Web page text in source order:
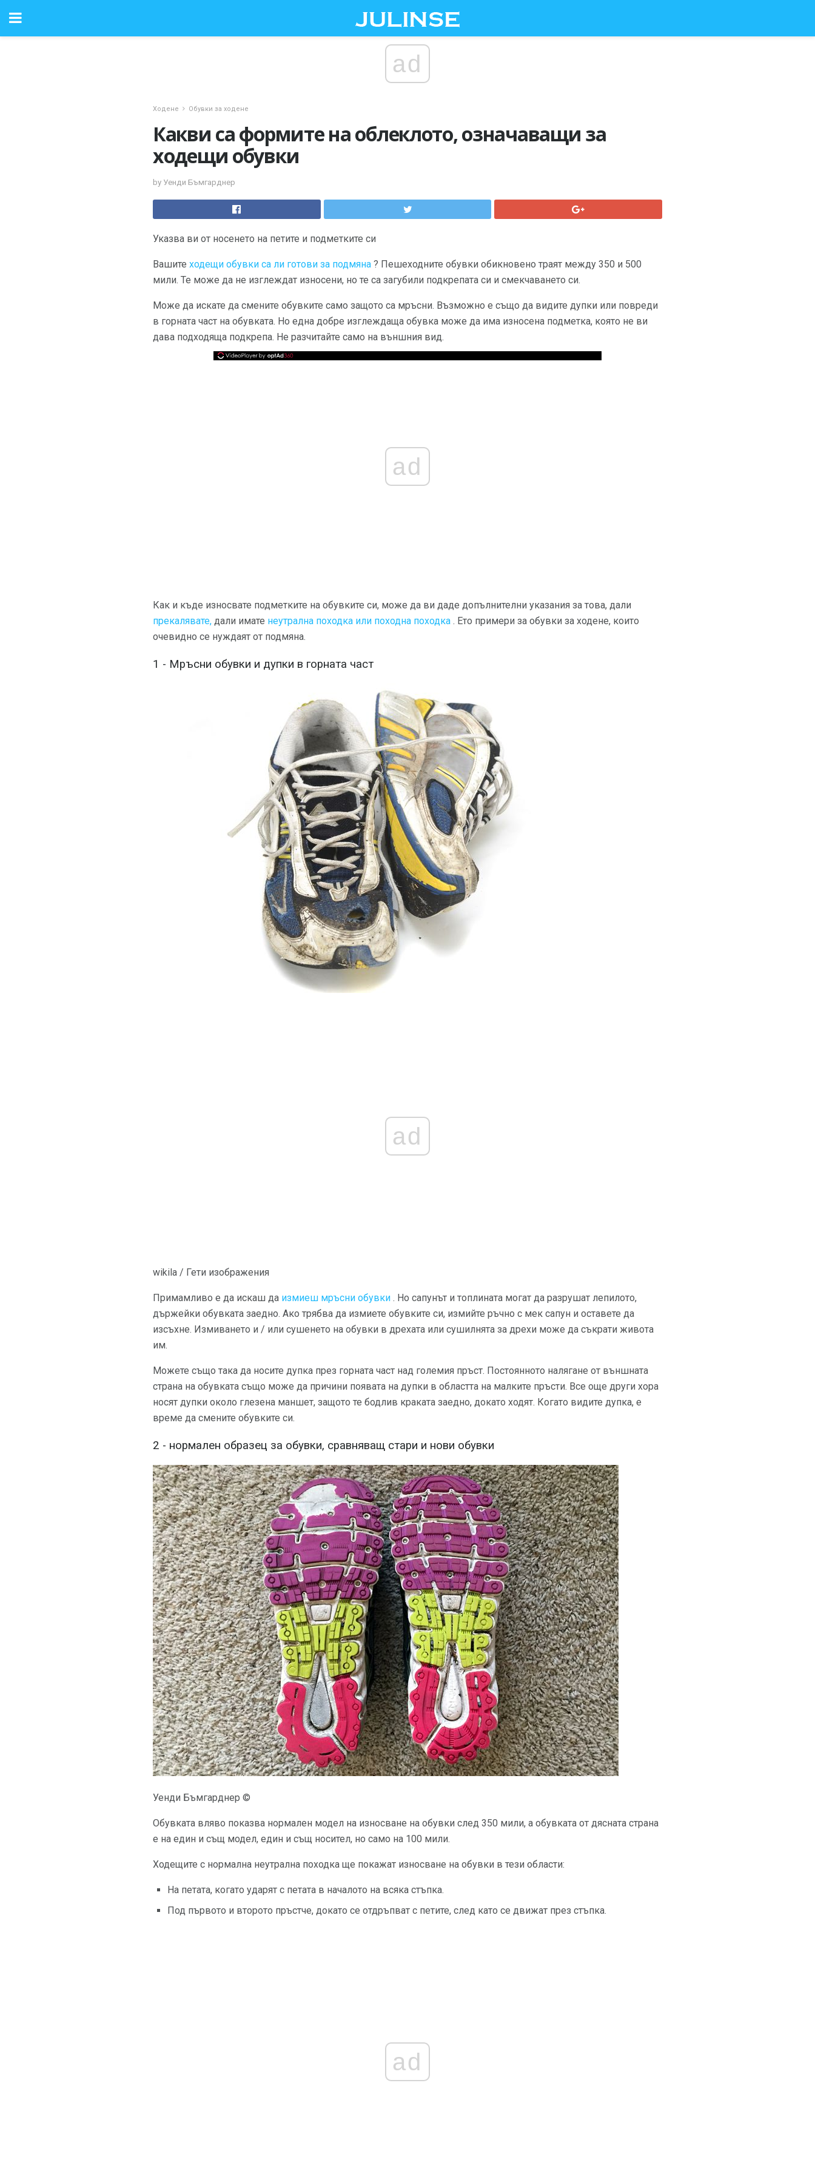
ad
Ходене Обувки за ходене
Какви са формите на облеклото, означаващи за
ходещи обувки
by Уенди Бъмгарднер
Указва ви от носенето на петите и подметките си
Вашите ходещи обувки са ли готови за подмяна ? Пешеходните обувки обикновено траят между 350 и 500
мили. Те може да не изглеждат износени, но те са загубили подкрепата си и смекчаването си.
Може да искате да смените обувките само защото са мръсни. Възможно е също да видите дупки или повреди
в горната част на обувката. Но една добре изглеждаща обувка може да има износена подметка, която не ви
дава подходяща подкрепа. Не разчитайте само на външния вид.
ad
Как и къде износвате подметките на обувките си, може да ви даде допълнителни указания за това, дали
прекалявате, дали имате неутрална походка или походна походка . Ето примери за обувки за ходене, които
очевидно се нуждаят от подмяна.
1 - Мръсни обувки и дупки в горната част
ad
wikila / Гети изображения
Примамливо е да искаш да измиеш мръсни обувки . Но сапунът и топлината могат да разрушат лепилото,
държейки обувката заедно. Ако трябва да измиете обувките си, измийте ръчно с мек сапун и оставете да
изсъхне. Измиването и / или сушенето на обувки в дрехата или сушилнята за дрехи може да съкрати живота
им.
Можете също така да носите дупка през горната част над големия пръст. Постоянното налягане от външната
страна на обувката също може да причини появата на дупки в областта на малките пръсти. Все още други хора
носят дупки около глезена маншет, защото те бодлив краката заедно, докато ходят. Когато видите дупка, е
време да смените обувките си.
2 - нормален образец за обувки, сравняващ стари и нови обувки
Уенди Бъмгарднер ©
Обувката вляво показва нормален модел на износване на обувки след 350 мили, а обувката от дясната страна
е на един и същ модел, един и същ носител, но само на 100 мили.
Ходещите с нормална неутрална походка ще покажат износване на обувки в тези области:
На петата, когато ударят с петата в началото на всяка стъпка.
Под първото и второто пръстче, докато се отдръпват с петите, след като се движат през стъпка.
ad